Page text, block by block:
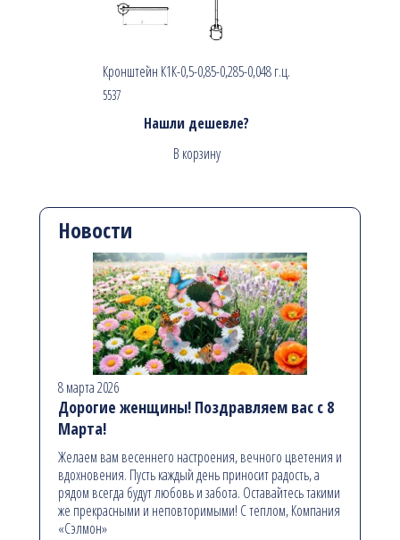
Кронштейн К1К-0,5-0,85-0,285-0,048 г.ц.
5537
Нашли дешевле?
В корзину
Новости
8 марта 2026
Дорогие женщины! Поздравляем вас с 8
Марта!
Желаем вам весеннего настроения, вечного цветения и
вдохновения. Пусть каждый день приносит радость, а
рядом всегда будут любовь и забота. Оставайтесь такими
же прекрасными и неповторимыми! С теплом, Компания
«Сэлмон»